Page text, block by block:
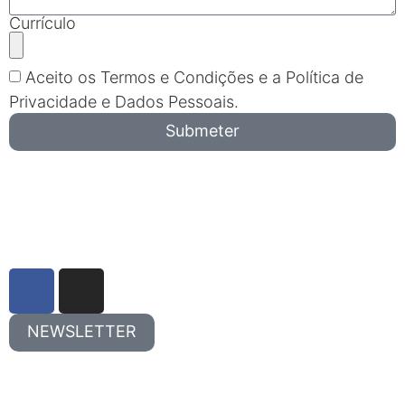
Currículo
Aceito os Termos e Condições e a Política de
Privacidade e Dados Pessoais.
Submeter
NEWSLETTER